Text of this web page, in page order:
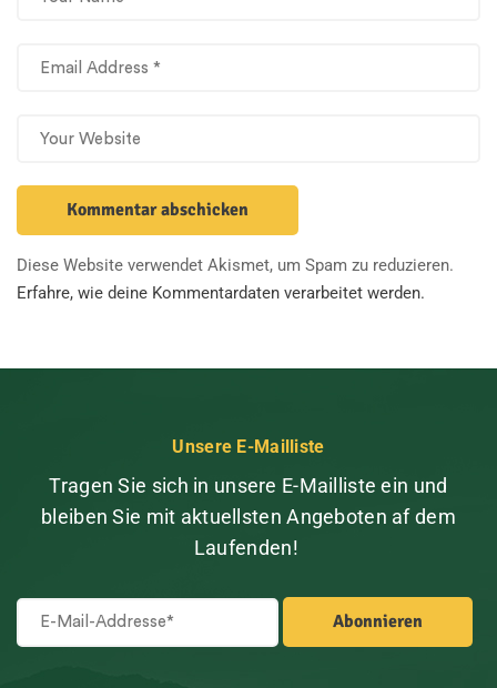
Diese Website verwendet Akismet, um Spam zu reduzieren.
Erfahre, wie deine Kommentardaten verarbeitet werden.
Unsere E-Mailliste
Tragen Sie sich in unsere E-Mailliste ein und
bleiben Sie mit aktuellsten Angeboten af dem
Laufenden!